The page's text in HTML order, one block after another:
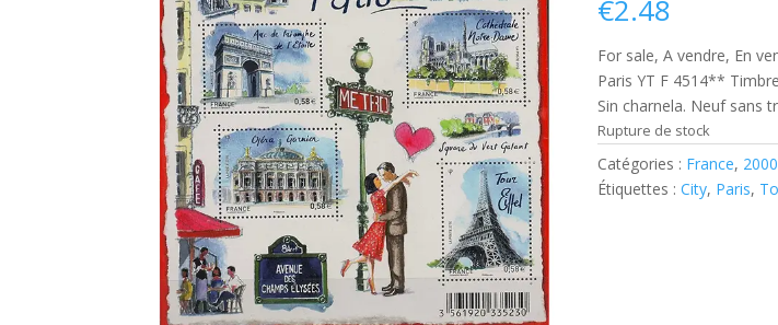
€2.48
For sale, A vendre, En
Paris YT F 4514**
Sin charnela. Neuf sans
Rupture de stock
Catégories : France,
Étiquettes :City, Paris,